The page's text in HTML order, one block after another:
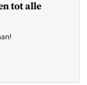
tot alle